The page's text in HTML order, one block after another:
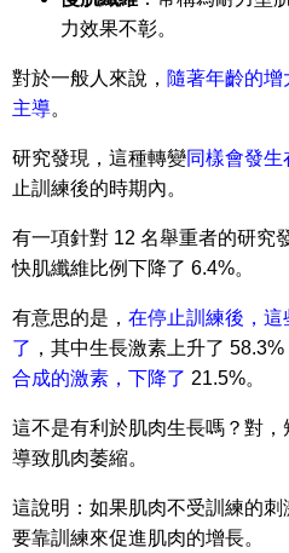
力效果不彰。
對於一般人來說， 隨著年齡的
主導。
研究發現，這種轉變同樣會發
止訓練後的時期內。
有一項針對 12 名舉重者的研究
快肌纖維比例下降了 6.4%。
有意思的是， 在停止訓練後，
了 ，其中生長激素上升了
合成的激素，下降了 21.5%。
這不是有利於肌肉生長嗎？對
導致肌肉萎縮。
這說明：如果肌肉不受訓練的
要靠訓練來促進肌肉的增長。